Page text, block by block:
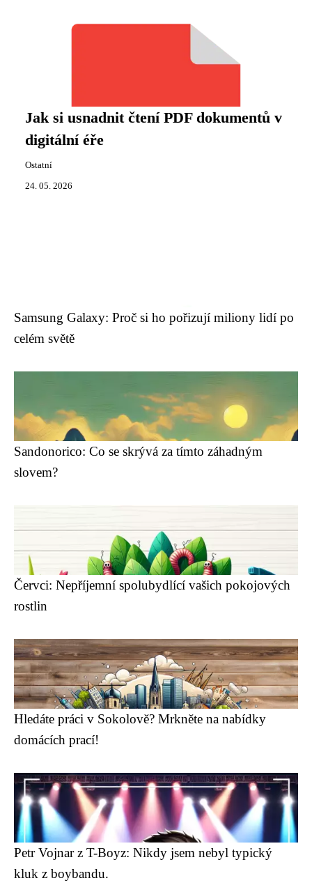
Jak si usnadnit čtení PDF dokumentů v
digitální éře
Ostatní
24. 05. 2026
Samsung Galaxy: Proč si ho pořizují miliony lidí po
celém světě
Sandonorico: Co se skrývá za tímto záhadným
slovem?
Červci: Nepříjemní spolubydlící vašich pokojových
rostlin
Hledáte práci v Sokolově? Mrkněte na nabídky
domácích prací!
Petr Vojnar z T-Boyz: Nikdy jsem nebyl typický
kluk z boybandu.